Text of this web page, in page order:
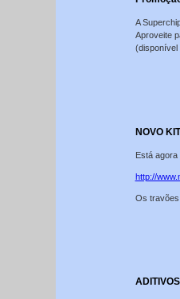
A
Aproveite
(disponível
NOVO
Está
http://
Os travões